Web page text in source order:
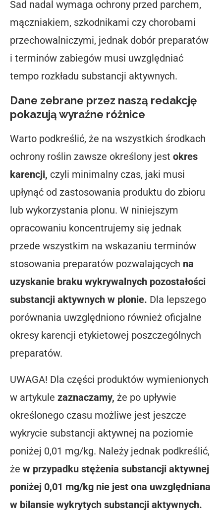
Sad nadal wymaga ochrony przed parchem,
mączniakiem, szkodnikami czy chorobami
przechowalniczymi, jednak dobór preparatów
i terminów zabiegów musi uwzględniać
tempo rozkładu substancji aktywnych.
Dane zebrane przez naszą redakcję
pokazują wyraźne różnice
Warto podkreślić, że na wszystkich środkach
ochrony roślin zawsze określony jest okres
karencji, czyli minimalny czas, jaki musi
upłynąć od zastosowania produktu do zbioru
lub wykorzystania plonu. W niniejszym
opracowaniu koncentrujemy się jednak
przede wszystkim na wskazaniu terminów
stosowania preparatów pozwalających na
uzyskanie braku wykrywalnych pozostałości
substancji aktywnych w plonie. Dla lepszego
porównania uwzględniono również oficjalne
okresy karencji etykietowej poszczególnych
preparatów.
UWAGA! Dla części produktów wymienionych
w artykule zaznaczamy, że po upływie
określonego czasu możliwe jest jeszcze
wykrycie substancji aktywnej na poziomie
poniżej 0,01 mg/kg. Należy jednak podkreślić,
że w przypadku stężenia substancji aktywnej
poniżej 0,01 mg/kg nie jest ona uwzględniana
w bilansie wykrytych substancji aktywnych.